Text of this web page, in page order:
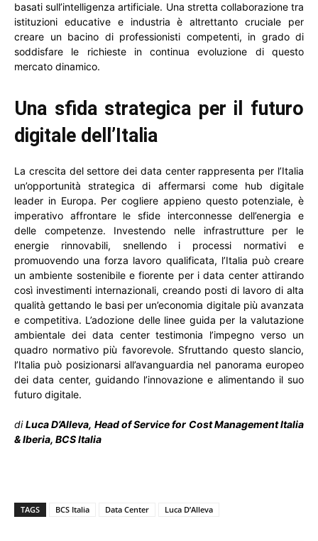
basati sull’intelligenza artificiale. Una stretta collaborazione tra
istituzioni educative e industria è altrettanto cruciale per
creare un bacino di professionisti competenti, in grado di
soddisfare le richieste in continua evoluzione di questo
mercato dinamico.
Una sfida strategica per il futuro
digitale dell’Italia
La crescita del settore dei data center rappresenta per l’Italia
un’opportunità strategica di affermarsi come hub digitale
leader in Europa. Per cogliere appieno questo potenziale, è
imperativo affrontare le sfide interconnesse dell’energia e
delle competenze. Investendo nelle infrastrutture per le
energie rinnovabili, snellendo i processi normativi e
promuovendo una forza lavoro qualificata, l’Italia può creare
un ambiente sostenibile e fiorente per i data center attirando
così investimenti internazionali, creando posti di lavoro di alta
qualità gettando le basi per un’economia digitale più avanzata
e competitiva. L’adozione delle linee guida per la valutazione
ambientale dei data center testimonia l’impegno verso un
quadro normativo più favorevole. Sfruttando questo slancio,
l’Italia può posizionarsi all’avanguardia nel panorama europeo
dei data center, guidando l’innovazione e alimentando il suo
futuro digitale.
diLuca D’Alleva, Head of Service for Cost Management Italia
& Iberia, BCS Italia
TAGS BCS Italia Data Center Luca D’Alleva